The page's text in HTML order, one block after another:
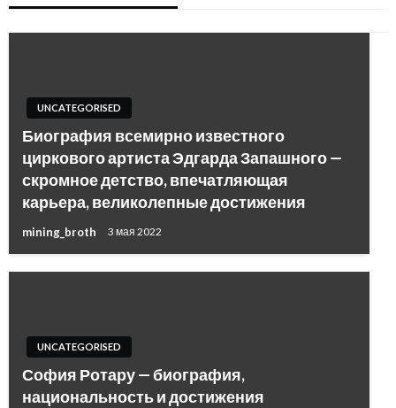
UNCATEGORISED
Биография всемирно известного
циркового артиста Эдгарда Запашного —
скромное детство, впечатляющая
карьера, великолепные достижения
mining_broth 3 мая 2022
UNCATEGORISED
София Ротару — биография,
национальность и достижения